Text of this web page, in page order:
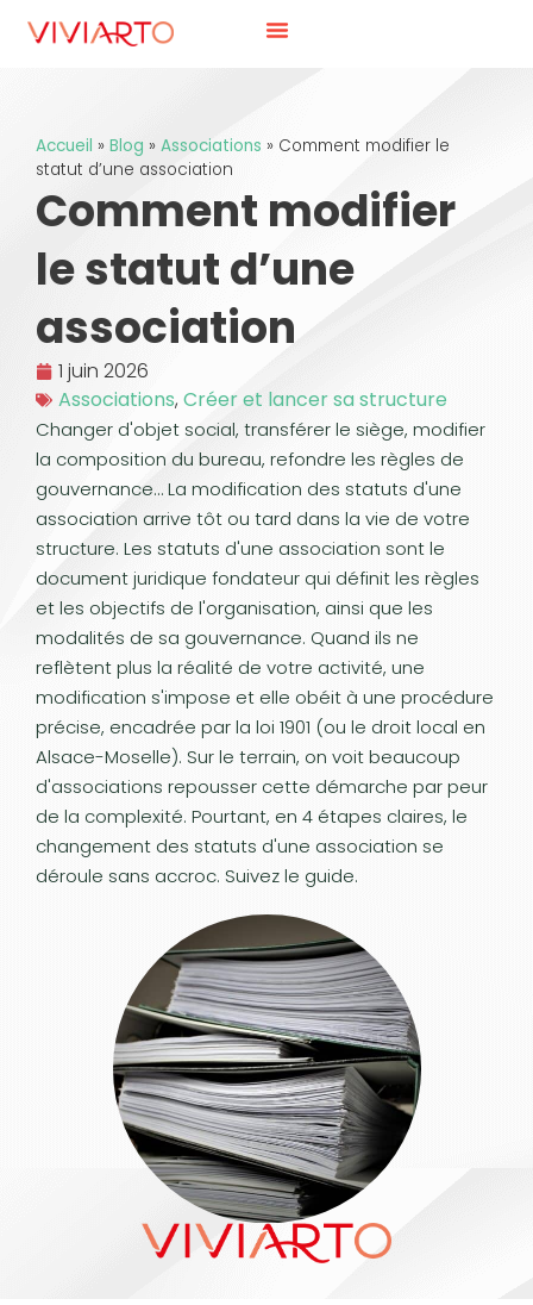
Accueil » Blog » Associations » Comment modifier le
statut d’une association
Comment modifier
le statut d’une
association
1 juin 2026
Associations, Créer et lancer sa structure
Changer d'objet social, transférer le siège, modifier
la composition du bureau, refondre les règles de
gouvernance… La modification des statuts d'une
association arrive tôt ou tard dans la vie de votre
structure. Les statuts d'une association sont le
document juridique fondateur qui définit les règles
et les objectifs de l'organisation, ainsi que les
modalités de sa gouvernance. Quand ils ne
reflètent plus la réalité de votre activité, une
modification s'impose et elle obéit à une procédure
précise, encadrée par la loi 1901 (ou le droit local en
Alsace-Moselle). Sur le terrain, on voit beaucoup
d'associations repousser cette démarche par peur
de la complexité. Pourtant, en 4 étapes claires, le
changement des statuts d'une association se
déroule sans accroc. Suivez le guide.